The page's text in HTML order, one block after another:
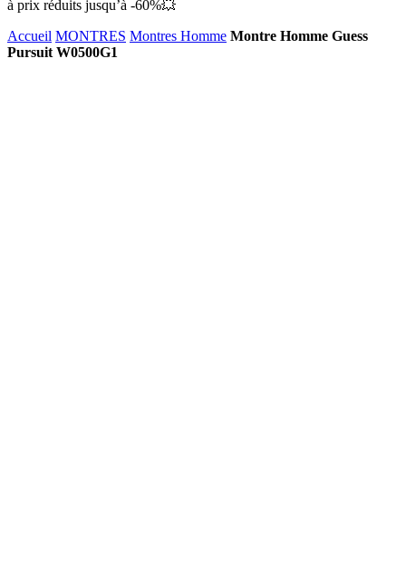
à prix réduits jusqu’à -60%💥
Accueil MONTRES Montres Homme Montre Homme Guess
Pursuit W0500G1